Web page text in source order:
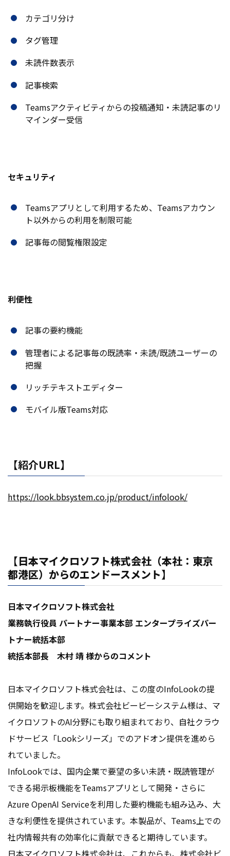
カテゴリ分け
タグ管理
未読件数表示
記事検索
Teamsアクティビティからの投稿通知・未読記事のリ
マインダー受信
セキュリティ
Teamsアプリとして利用するため、Teamsアカウン
ト以外からの利用を制限可能
記事毎の閲覧権限設定
利便性
記事の要約機能
管理者による記事毎の既読率・未読/既読ユーザーの
把握
リッチテキストエディター
モバイル版Teams対応
【紹介URL】
https://look.bbsystem.co.jp/product/infolook/
【日本マイクロソフト株式会社（本社：東京
都港区）からのエンドースメント】
日本マイクロソフト株式会社
業務執行役員 パートナー事業本部 エンタープライズパー
トナー統括本部
統括本部長
木村 靖 様からのコメント
日本マイクロソフト株式会社は、この度のInfoLookの提
供開始を歓迎します。株式会社ビービーシステム様は、マ
イクロソフトのAI分野にも取り組まれており、自社クラウ
ドサービス「Lookシリーズ」でのアドオン提供を進めら
れていました。
InfoLookでは、国内企業で要望の多い未読・既読管理が
できる掲示板機能をTeamsアプリとして開発・さらに
Azure OpenAI Serviceを利用した要約機能も組み込み、大
きな利便性を提供されています。本製品が、Teams上での
社内情報共有の効率化に貢献できると期待しています。
日本マイクロソフト株式会社は、これからも、株式会社ビ